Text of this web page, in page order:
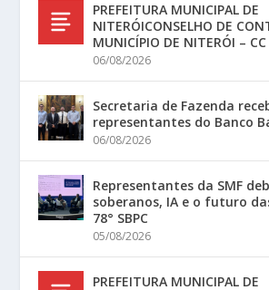
PREFEITURA MUNICIPAL DE
NITERÓICONSELHO DE
MUNICÍPIO DE NITERÓI – CC
06/08/2026
Secretaria de Fazenda
representantes do Banco
06/08/2026
Representantes da SMF
soberanos, IA e o futuro
78° SBPC
05/08/2026
PREFEITURA MUNICIPAL DE